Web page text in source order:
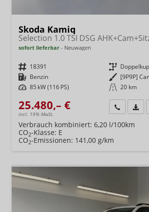
Skoda Kamiq
sofort lieferbar Neuwagen
Fahrzeugnr. 18391 Getriebe
Kraftstoff Benzin Außenfarbe [9P9P]
Leistung 85 kW (116 PS) Kilometerstand 20 km
25.480,– €
incl. 19% MwSt.
Wir rufen
Verbrauch kombiniert: 6,20 l/100km
CO2-Klasse: E
CO2-Emissionen: 141,00 g/km